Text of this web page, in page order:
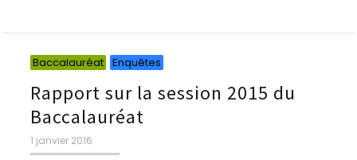
Baccalauréat Enquêtes
Rapport sur la session 2015 du
Baccalauréat
Publié
le
1 janvier 2016